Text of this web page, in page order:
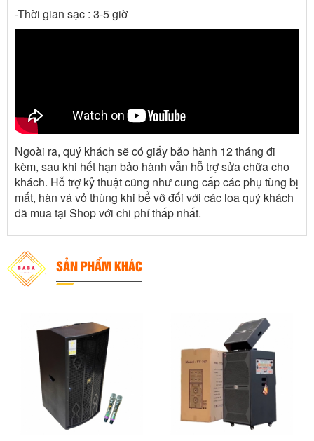
-Thời gian sạc : 3-5 giờ
Ngoài ra, quý khách sẽ có giấy bảo hành 12 tháng đi
kèm, sau khi hết hạn bảo hành vẫn hỗ trợ sửa chữa cho
khách. Hỗ trợ kỷ thuật cũng như cung cấp các phụ tùng bị
mất, hàn vá vỏ thùng khi bể vỡ đối với các loa quý khách
đã mua tại Shop với chi phí thấp nhất.
SẢN PHẨM KHÁC